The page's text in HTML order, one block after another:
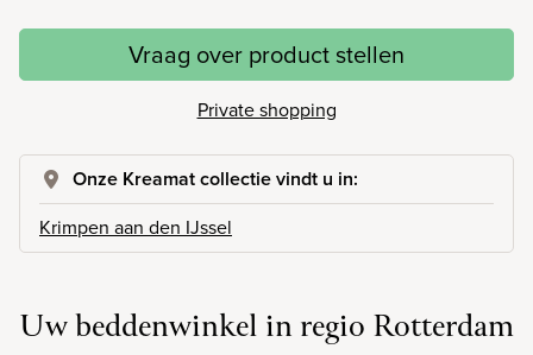
Vraag over product stellen
Private shopping
Onze Kreamat collectie vindt u in:
Krimpen aan den IJssel
Uw beddenwinkel in regio Rotterdam